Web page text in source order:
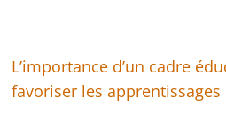
L’importance d’un cadre
favoriser les apprentissages